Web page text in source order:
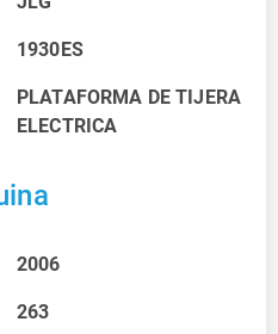
1930ES
PLATAFORMA DE TIJERA
ELECTRICA
2006
263